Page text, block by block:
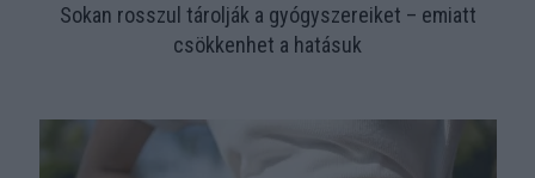
Sokan rosszul tárolják a gyógyszereiket – emiatt
csökkenhet a hatásuk